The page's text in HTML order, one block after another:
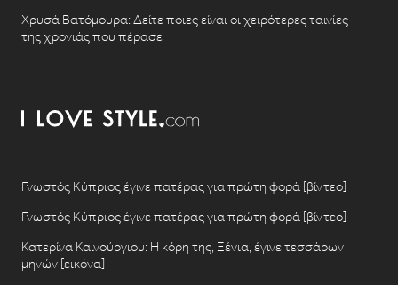
Χρυσά Βατόμουρα: Δείτε ποιες είναι οι χειρότερες ταινίες
της χρονιάς που πέρασε
Γνωστός Κύπριος έγινε πατέρας για πρώτη φορά [βίντεο]
Γνωστός Κύπριος έγινε πατέρας για πρώτη φορά [βίντεο]
Κατερίνα Καινούργιου: Η κόρη της, Ξένια, έγινε τεσσάρων
μηνών [εικόνα]